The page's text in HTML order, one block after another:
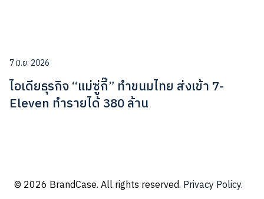
7 มิ.ย. 2026
ไอเดียธุรกิจ “แม่ซู่กี๊” ทำขนมไทย ส่งเข้า 7-
Eleven ทำรายได้ 380 ล้าน
© 2026 BrandCase. All rights reserved. Privacy Policy.